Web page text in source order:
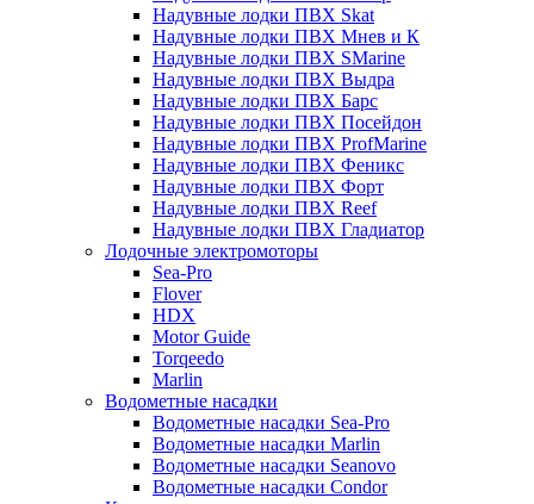
Надувные лодки ПВХ Skat
Надувные лодки ПВХ Мнев и К
Надувные лодки ПВХ SMarine
Надувные лодки ПВХ Выдра
Надувные лодки ПВХ Барс
Надувные лодки ПВХ Посейдон
Надувные лодки ПВХ ProfMarine
Надувные лодки ПВХ Феникс
Надувные лодки ПВХ Форт
Надувные лодки ПВХ Reef
Надувные лодки ПВХ Гладиатор
Лодочные электромоторы
Sea-Pro
Flover
HDX
Motor Guide
Torqeedo
Marlin
Водометные насадки
Водометные насадки Sea-Pro
Водометные насадки Marlin
Водометные насадки Seanovo
Водометные насадки Condor